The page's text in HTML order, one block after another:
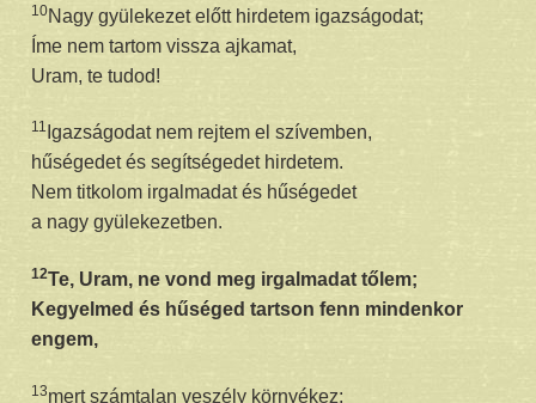
10Nagy gyülekezet előtt hirdetem igazságodat;
Íme nem tartom vissza ajkamat,
Uram, te tudod!
11 Igazságodat nem rejtem el szívemben,
hűségedet és segítségedet hirdetem.
Nem titkolom irgalmadat és hűségedet
a nagy gyülekezetben.
12Te, Uram, ne vond meg irgalmadat tőlem;
Kegyelmed és hűséged tartson fenn mindenkor
engem,
13mert számtalan veszély környékez;